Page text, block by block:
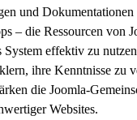
und
– die Ressourcen von
System effektiv zu
ihre Kenntnisse zu
die Joomla-
Websites.